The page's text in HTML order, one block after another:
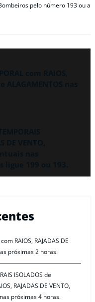
pelo número 193 ou a
RAIOS, RAJADAS DE
próximas 2 horas.
ISOLADOS de
RAJADAS DE VENTO,
próximas 4 horas.